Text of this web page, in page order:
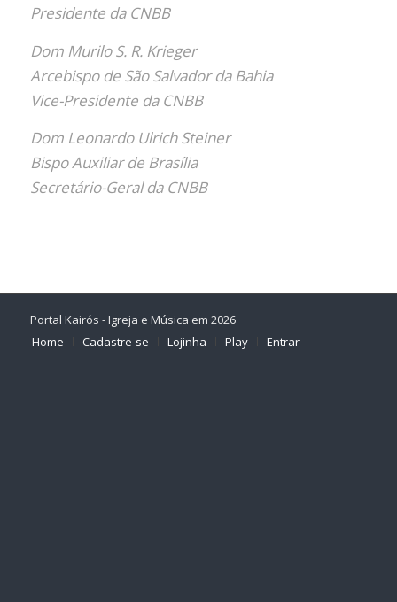
Presidente da CNBB
Dom Murilo S. R. Krieger
Arcebispo de São Salvador da Bahia
Vice-Presidente da CNBB
Dom Leonardo Ulrich Steiner
Bispo Auxiliar de Brasília
Secretário-Geral da CNBB
Portal Kairós - Igreja e Música em 2026
Home
Cadastre-se Lojinha Play Entrar